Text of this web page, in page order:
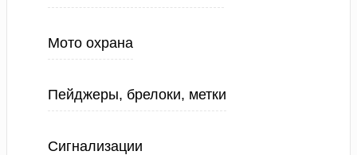
Мото охрана
Пейджеры, брелоки, метки
Сигнализации